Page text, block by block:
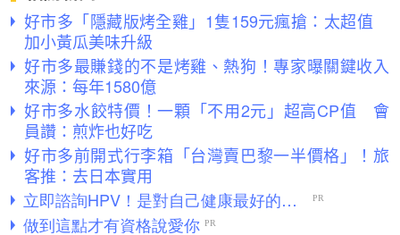
好市多「隱藏版烤全雞」1隻159元瘋搶：太超值
加小黃瓜美味升級
好市多最賺錢的不是烤雞、熱狗！專家曝關鍵收入
來源：每年1580億
好市多水餃特價！一顆「不用2元」超高CP值 會
員讚：煎炸也好吃
好市多前開式行李箱「台灣賣巴黎一半價格」！旅
客推：去日本實用